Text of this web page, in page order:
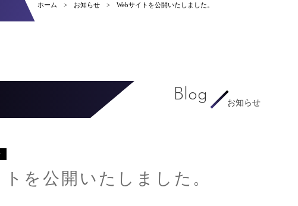
ホーム お知らせ Webサイトを公開いたしました。
Blog お知らせ
トを公開いたしました。